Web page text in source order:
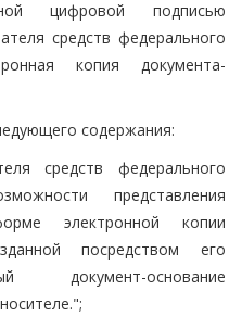
цифровой подписью
средств федерального
копия документа-
содержания:
средств федерального
представления
электронной копии
посредством его
документ-основание